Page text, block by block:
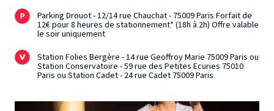
Parking Drouot - 12/14 rue Chauchat - 75009 Paris Forfait de
12€ pour 8 heures de stationnement* (18h à 2h) Offre valable
le soir uniquement
Station Folies Bergère - 14 rue Geoffroy Marie 75009 Paris ou
Station Conservatoire - 59 rue des Petites Ecuries 75010
Paris ou Station Cadet - 24 rue Cadet 75009 Paris